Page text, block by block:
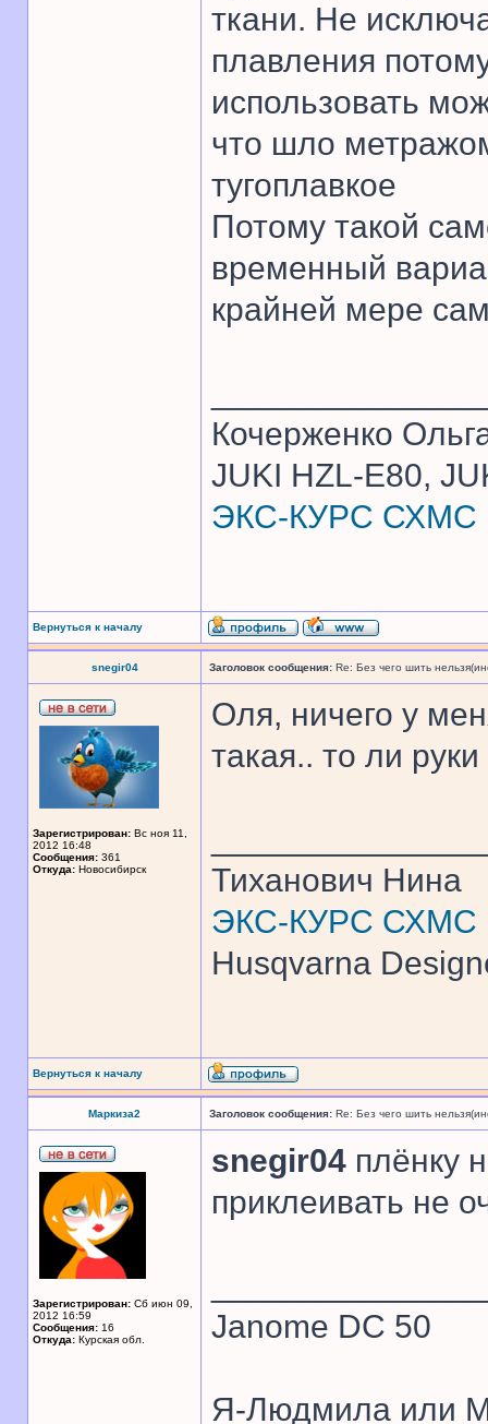
ткани. Не
плавления
использовать
что шло
тугоплавкое
Потому такой
временный
крайней мере
Кочерженко
JUKI HZL-E80,
ЭКС-КУРС СХМС
Вернуться к началу
snegir04 Заголовок сообщения: Re: Без чего шить
Зарегистрирован: Вс ноя 11,
2012 16:48
Сообщения: 361
Откуда: Новосибирск
Оля, ничего у
такая.. то ли
Тиханович Нина
ЭКС-КУРС СХМС
Husqvarna
Вернуться к началу
Маркиза2 Заголовок сообщения: Re: Без чего шить
Зарегистрирован: Сб июн 09,
2012 16:59
Сообщения: 16
Откуда: Курская обл.
snegir04 плёнку
приклеивать не
Janome DC 50
Я-Людмила или